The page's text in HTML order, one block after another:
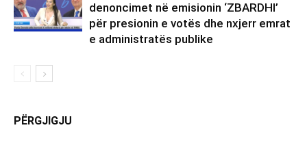
denoncimet në emisionin ‘ZBARDHI’
për presionin e votës dhe nxjerr emrat
e administratës publike
PËRGJIGJU